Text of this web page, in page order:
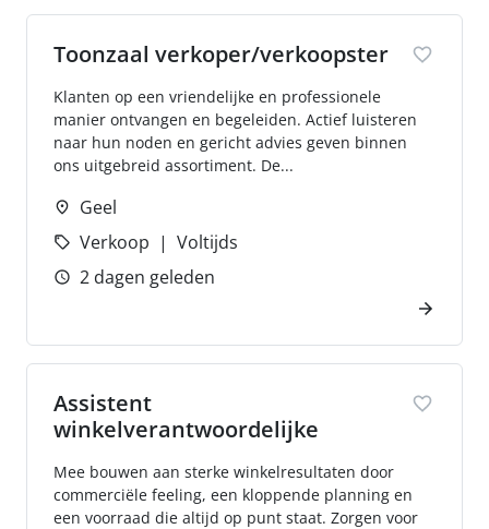
Toonzaal verkoper/verkoopster
Klanten op een vriendelijke en professionele
manier ontvangen en begeleiden. Actief luisteren
naar hun noden en gericht advies geven binnen
ons uitgebreid assortiment. De...
Geel
Verkoop
Voltijds
2 dagen geleden
Assistent
winkelverantwoordelijke
Mee bouwen aan sterke winkelresultaten door
commerciële feeling, een kloppende planning en
een voorraad die altijd op punt staat. Zorgen voor